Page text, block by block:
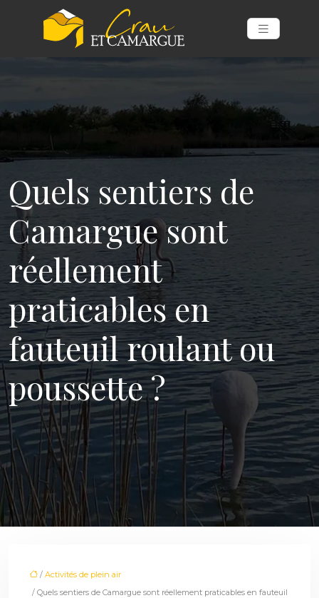
Quels sentiers de
Camargue sont
réellement
praticables en
fauteuil roulant ou
poussette ?
/ Activités de plein air
/ Quels sentiers de Camargue sont réellement praticables en fauteuil